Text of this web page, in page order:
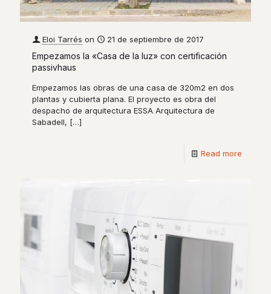
Eloi Tarrés on 21 de septiembre de 2017
Empezamos la «Casa de la luz» con certificación
passivhaus
Empezamos las obras de una casa de 320m2 en dos
plantas y cubierta plana. El proyecto es obra del
despacho de arquitectura ESSA Arquitectura de
Sabadell, […]
Read more